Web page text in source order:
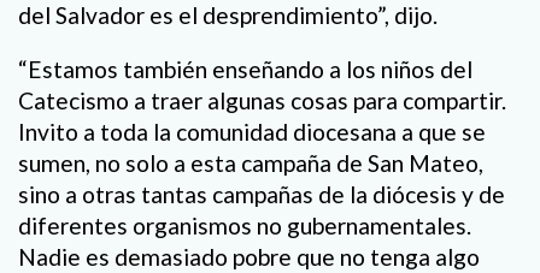
del Salvador es el desprendimiento”, dijo.
“Estamos también enseñando a los niños del
Catecismo a traer algunas cosas para compartir.
Invito a toda la comunidad diocesana a que se
sumen, no solo a esta campaña de San Mateo,
sino a otras tantas campañas de la diócesis y de
diferentes organismos no gubernamentales.
Nadie es demasiado pobre que no tenga algo